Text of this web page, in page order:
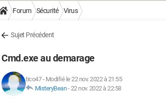
Forum Sécurité Virus
Sujet Précédent
Cmd.exe au demarage
tico47- Modifié le 22 nov. 2022 à 21:55
MisteryBean-22 nov. 2022 à 22:58